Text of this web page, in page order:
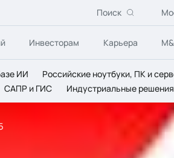
Поиск
Инвесторам Карьера
ИИ Российские ноутбуки, ПК и
САПР и ГИС
Индустриальные решения